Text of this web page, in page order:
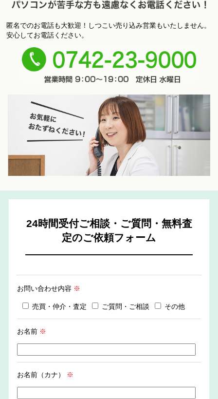
ソコンが苦手な方も遠慮なくお電話ください！
匿名でのお電話も大歓迎！しつこい売り込み営業もいたしません。
安心してお電話ください。
24時間受付ご相談・ご質問・無料査
定のご依頼フォーム
お問い合わせ内容 ※
売買・仲介・査定 ご質問・ご相談 その他
お名前 ※
お名前（カナ） ※